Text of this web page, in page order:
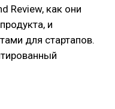
Review, как они
и
для стартапов.